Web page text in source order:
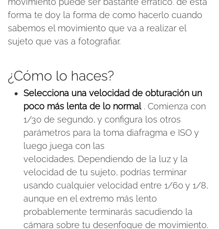
forma te doy la forma de como hacerlo cuando
sabemos el movimiento que va a realizar el
sujeto que vas a fotografiar.
¿Cómo lo haces?
Selecciona una velocidad de obturación un
poco más lenta de lo normal. Comienza con
1/30 de segundo, y configura los otros
parámetros para la toma diafragma e ISO y
luego juega con las
velocidades. Dependiendo de la luz y la
velocidad de tu sujeto, podrías terminar
usando cualquier velocidad entre 1/60 y 1/8,
aunque en el extremo más lento
probablemente terminarás sacudiendo la
cámara sobre tu desenfoque de movimiento.